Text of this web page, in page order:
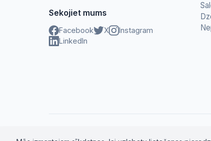
Sekojiet mums
Facebook X
Instagram
LinkedIn